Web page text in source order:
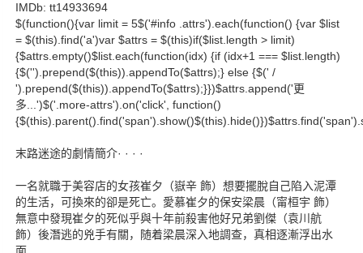
IMDb: tt14933694
$(function(){var limit = 5$('#info .attrs').each(function() {var $list
= $(this).find('a')var $attrs = $(this)if($list.length > limit)
{$attrs.empty()$list.each(function(idx) {if (idx+1 === $list.length)
{$('').prepend($(this)).appendTo($attrs);} else {$(' /
').prepend($(this)).appendTo($attrs);}})$attrs.append('更
多...')$('.more-attrs').on('click', function()
末路迷途的劇情簡介· · · ·
一名就職于美容店的女孩崔夕（嶽辛 飾）想要擺脫自己陷入泥潭
的生活，可換來的卻是死亡。愛慕崔夕的保安梁晨（甯桓宇 飾）
無意中發現崔夕的死似乎與十年前殺害他好兄弟劉傑（袁川航
飾）後潛逃的兇手有關，随着梁晨深入地調查，真相逐漸浮出水